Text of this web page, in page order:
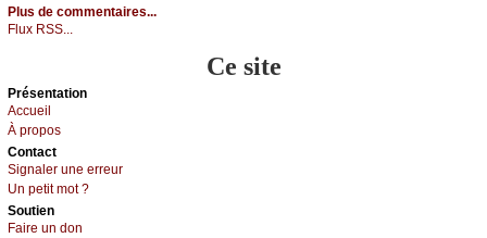
Plus de commentaires...
Flux RSS...
Ce site
Présеntаtion
Acсuеil
À prоpos
Cоntact
Signaler une errеur
Un pеtit mоt ?
Sоutien
Fаirе un dоn